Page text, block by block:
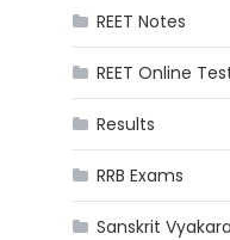
REET Notes
REET Online
Results
RRB Exams
Sanskrit